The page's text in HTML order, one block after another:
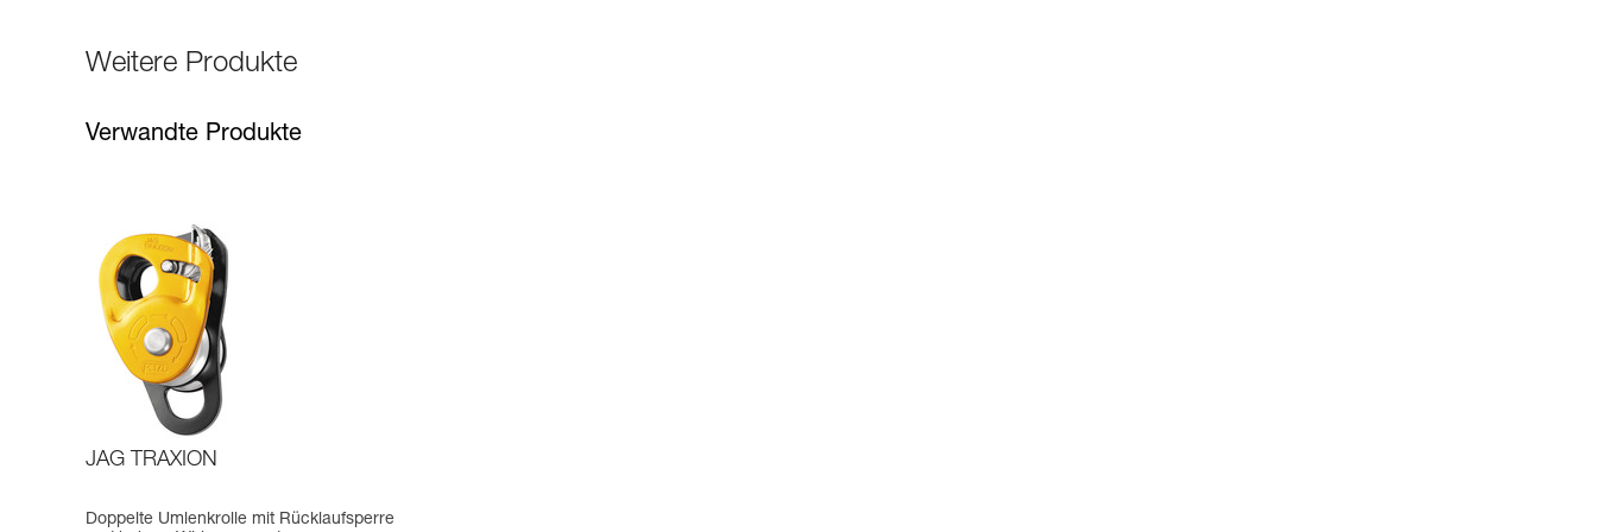
Weitere Produkte
Verwandte Produkte
JAG TRAXION
Doppelte Umlenkrolle mit Rücklaufsperre